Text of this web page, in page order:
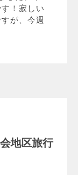
！寂しい
が、今週
地区旅行